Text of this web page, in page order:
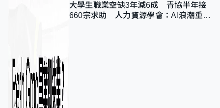
大學生職業空缺3年減6成 青協半年接
660宗求助 人力資源學會：AI浪潮重整